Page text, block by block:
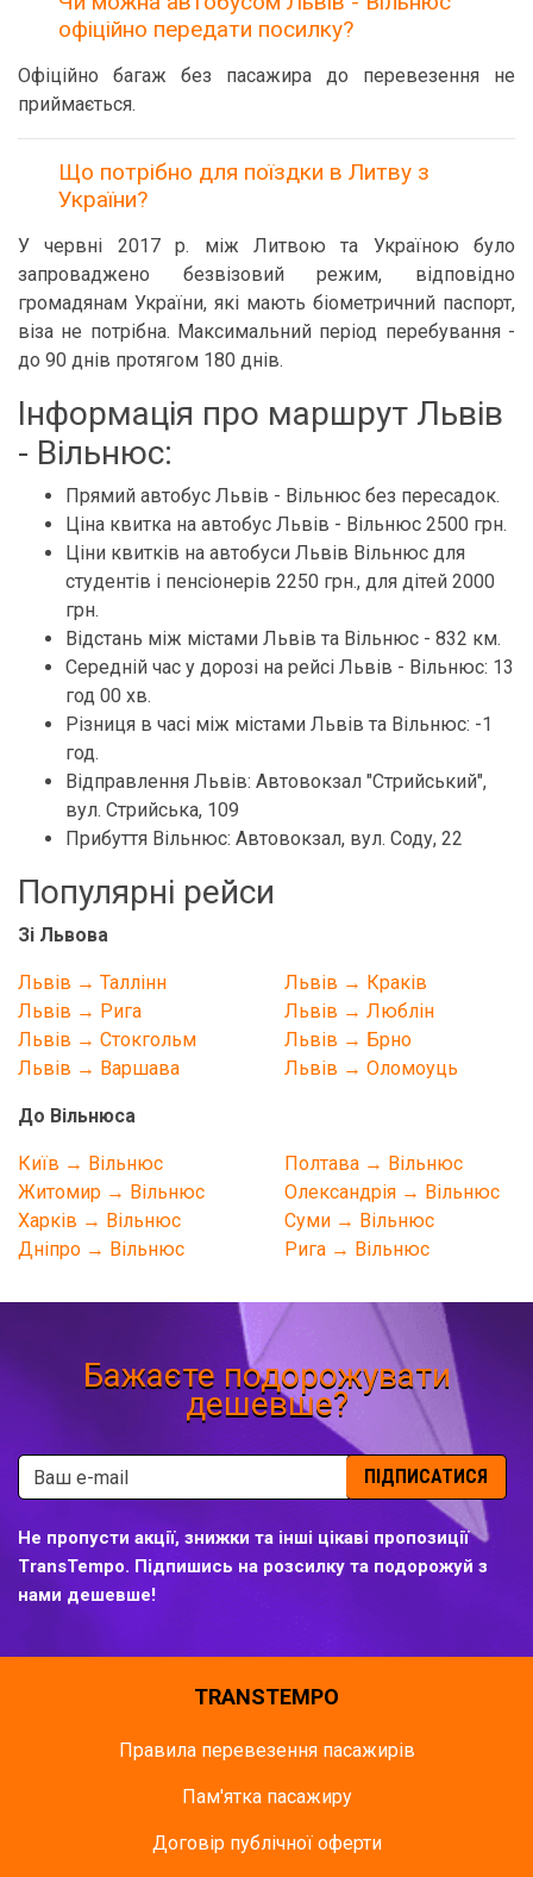
офіційно передати посилку?
Офіційно багаж без пасажира до перевезення не
приймається.
Що потрібно для поїздки в Литву з
України?
У червні 2017 р. між Литвою та Україною було
запроваджено безвізовий режим, відповідно
громадянам України, які мають біометричний паспорт,
віза не потрібна. Максимальний період перебування -
до 90 днів протягом 180 днів.
Інформація про маршрут Львів
- Вільнюс:
Прямий автобус Львів - Вільнюс без пересадок.
Ціна квитка на автобус Львів - Вільнюс 2500 грн.
Ціни квитків на автобуси Львів Вільнюс для
студентів і пенсіонерів 2250 грн., для дітей 2000
грн.
Відстань між містами Львів та Вільнюс - 832 км.
Середній час у дорозі на рейсі Львів - Вільнюс: 13
год 00 хв.
Різниця в часі між містами Львів та Вільнюс: -1
год.
Відправлення Львів: Автовокзал "Стрийський",
вул. Стрийська, 109
Прибуття Вільнюс: Автовокзал, вул. Соду, 22
Популярні рейси
Зі Львова
Львів → Таллінн
Львів → Рига
Львів → Стокгольм
Львів → Варшава
Львів → Краків
Львів → Люблін
Львів → Брно
Львів → Оломоуць
До Вільнюса
Київ → Вільнюс
Житомир → Вільнюс
Харків → Вільнюс
Дніпро → Вільнюс
Полтава → Вільнюс
Олександрія → Вільнюс
Суми → Вільнюс
Рига → Вільнюс
Бажаєте подорожувати
дешевше?
ПІДПИСАТИСЯ
Не пропусти акції, знижки та інші цікаві пропозиції
TransTempo. Підпишись на розсилку та подорожуй з
нами дешевше!
TRANSTEMPO
Правила перевезення пасажирів
Пам'ятка пасажиру
Договір публічної оферти